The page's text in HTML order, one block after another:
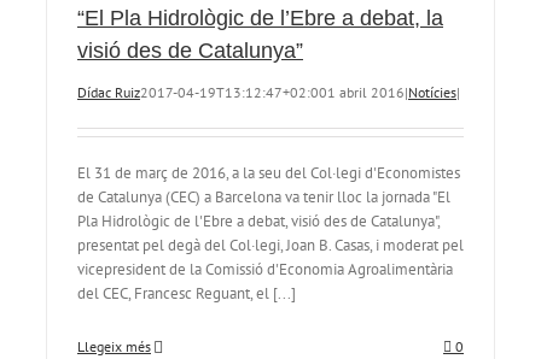
“El Pla Hidrològic de l’Ebre a debat, la
visió des de Catalunya”
Dídac Ruiz2017-04-19T13:12:47+02:001 abril 2016|Notícies|
El 31 de març de 2016, a la seu del Col·legi d'Economistes
de Catalunya (CEC) a Barcelona va tenir lloc la jornada "El
Pla Hidrològic de l'Ebre a debat, visió des de Catalunya",
presentat pel degà del Col·legi, Joan B. Casas, i moderat pel
vicepresident de la Comissió d'Economia Agroalimentària
del CEC, Francesc Reguant, el [...]
Llegeix més 0